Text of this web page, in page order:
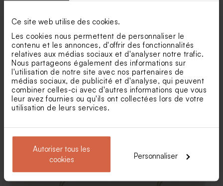
Ce site web utilise des cookies.
Les cookies nous permettent de personnaliser le
contenu et les annonces, d'offrir des fonctionnalités
relatives aux médias sociaux et d'analyser notre trafic.
Nous partageons également des informations sur
l'utilisation de notre site avec nos partenaires de
médias sociaux, de publicité et d'analyse, qui peuvent
combiner celles-ci avec d'autres informations que vous
leur avez fournies ou qu'ils ont collectées lors de votre
utilisation de leurs services.
Autoriser tous les
cookies
Personnaliser
Vaporisateur parfum en
verre vide communion
Vaporisateur parfum en
verre vide communion
prénom
Contenant à dragées
Bougie en verre et liège
Étiquette communion kraft
Etiquette communion ronde
jolies fleurs ey dorure
Etiquette ronde communion
fleurs et dorure
Etiquette communion fleurs